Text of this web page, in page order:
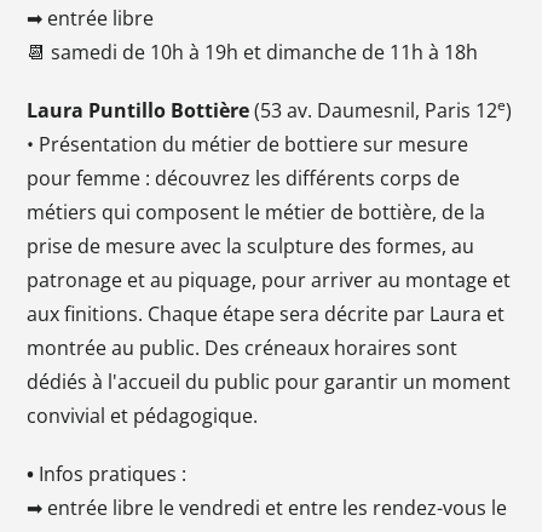
➡ entrée libre
📆 samedi de 10h à 19h et dimanche de 11h à 18h
Laura Puntillo Bottière(53 av. Daumesnil, Paris 12e)
• Présentation du métier de bottiere sur mesure
pour femme : découvrez les différents corps de
métiers qui composent le métier de bottière, de la
prise de mesure avec la sculpture des formes, au
patronage et au piquage, pour arriver au montage et
aux finitions. Chaque étape sera décrite par Laura et
montrée au public. Des créneaux horaires sont
dédiés à l'accueil du public pour garantir un moment
convivial et pédagogique.
• Infos pratiques :
➡ entrée libre le vendredi et entre les rendez-vous le